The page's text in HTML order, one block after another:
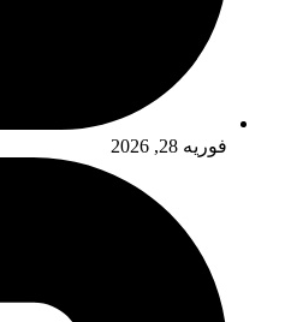
فوریه 28, 2026